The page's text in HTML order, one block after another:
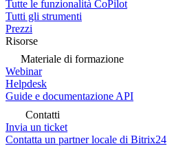
Tutte le funzionalità CoPilot
Tutti gli strumenti
Prezzi
Risorse
Materiale di formazione
Webinar
Helpdesk
Guide e documentazione API
Contatti
Invia un ticket
Contatta un partner locale di Bitrix24